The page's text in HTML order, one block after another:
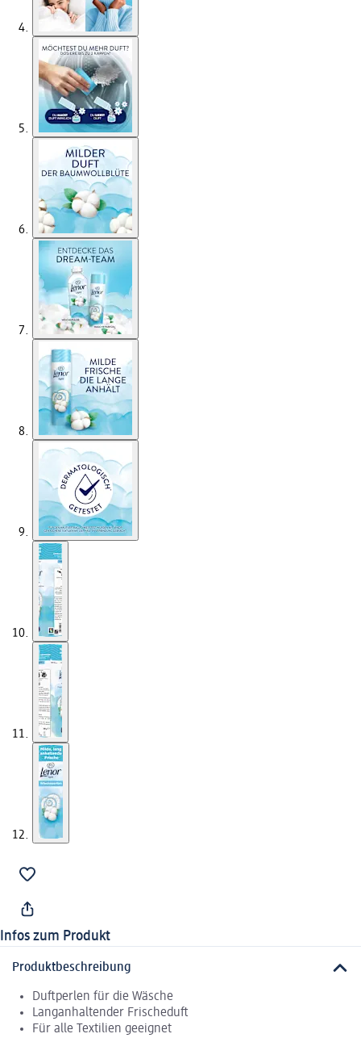
Infos zum Produkt
Produktbeschreibung
Duftperlen für die Wäsche
Langanhaltender Frischeduft
Für alle Textilien geeignet